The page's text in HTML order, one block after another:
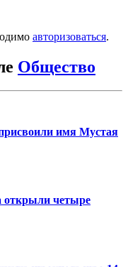
авторизоваться.
Общество
имя Мустая
открыли четыре